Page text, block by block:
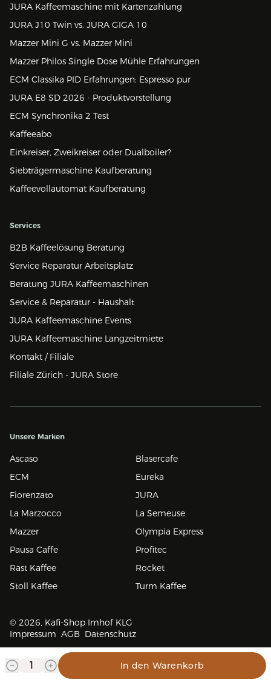
In den Warenkorb
JURA Kaffeemaschine mit Kartenzahlung
JURA J10 Twin vs. JURA GIGA 10
Mazzer Mini G vs. Mazzer Mini
Mazzer Philos Single Dose Mühle Erfahrungen
ECM Classika PID Erfahrungen: Espresso pur
JURA E8 SD 2026 - Produktvorstellung
ECM Synchronika 2 Test
Kaffeeabo
Einkreiser, Zweikreiser oder Dualboiler?
Siebträgermaschine Kaufberatung
Kaffeevollautomat Kaufberatung
Services
B2B Kaffeelösung Beratung
Service Reparatur Arbeitsplatz
Beratung JURA Kaffeemaschinen
Service & Reparatur - Haushalt
JURA Kaffeemaschine Events
JURA Kaffeemaschine Langzeitmiete
Kontakt / Filiale
Filiale Zürich - JURA Store
Unsere Marken
Ascaso
Blasercafe
ECM
Eureka
Fiorenzato
JURA
La Marzocco
La Semeuse
Mazzer
Olympia Express
Pausa Caffe
Profitec
Rast Kaffee
Rocket
Stoll Kaffee
Turm Kaffee
© 2026, Kafi-Shop Imhof KLG
Impressum AGB Datenschutz